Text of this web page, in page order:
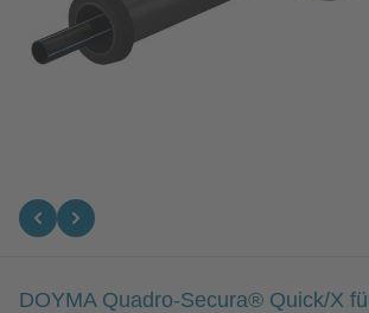
DOYMA Quadro-Secura® Quick/X